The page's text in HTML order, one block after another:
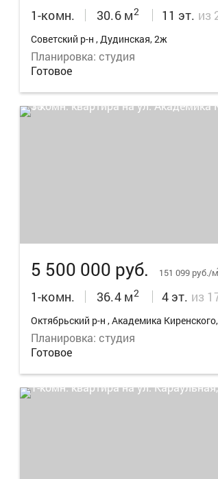
1-комн. 30.6 м2 11 эт. из
Советский р-н , Дудинская, 2ж
Планировка: студия
Готовое
5 500 000 руб. 151 099 руб./м
1-комн. 36.4 м2 4 эт. из
Октябрьский р-н , Академика
Планировка: студия
Готовое